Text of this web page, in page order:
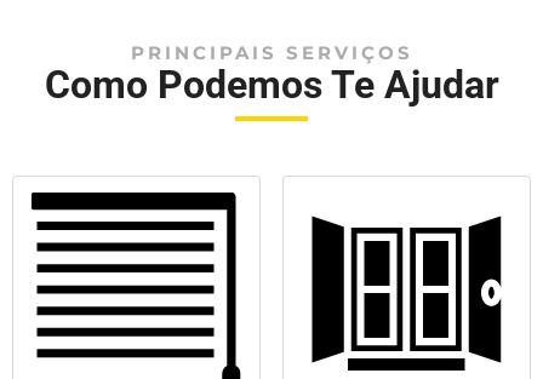
PRINCIPAIS SERVIÇOS
Como Podemos Te Ajudar